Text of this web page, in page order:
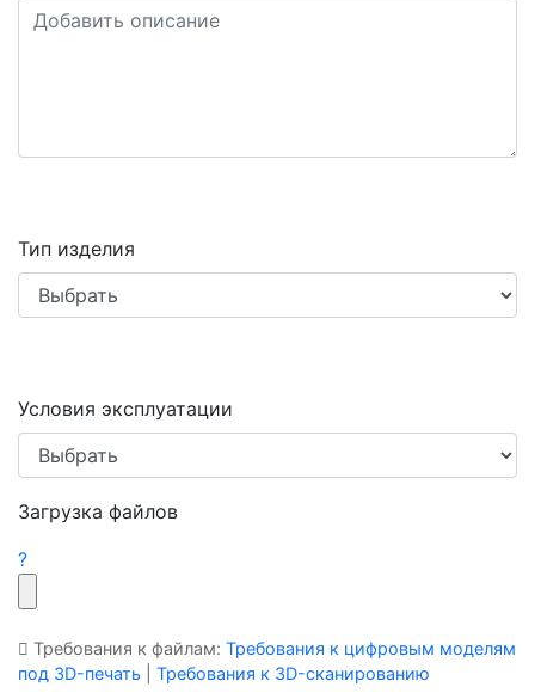
Тип изделия
Условия эксплуатации
Загрузка файлов
?
Требования к файлам: Требования к цифровым моделям
под 3D-печать
Требования к 3D-сканированию